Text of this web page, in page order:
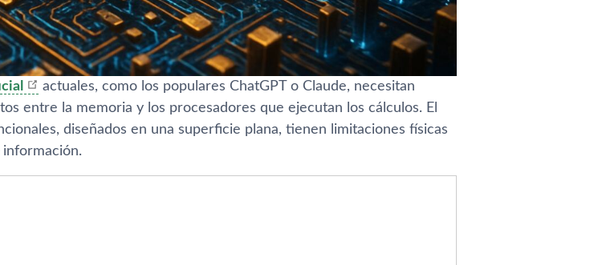
actuales, como los populares ChatGPT o Claude, necesitan
entre la memoria y los procesadores que ejecutan los cálculos. El
diseñados en una superficie plana, tienen limitaciones físicas